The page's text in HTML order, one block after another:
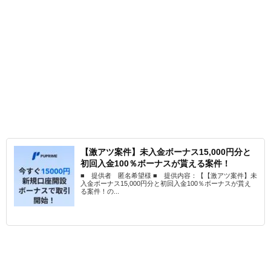
【激アツ案件】未入金ボーナス15,000円分と
初回入金100％ボーナスが貰える案件！
■ 提供者 匿名希望様 ■ 提供内容：【【激アツ案件】未
入金ボーナス15,000円分と初回入金100％ボーナスが貰え
る案件！の...